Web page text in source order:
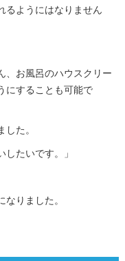
るようにはなりません
、お風呂のハウスクリー
にすることも可能で
た。
したいです。」
りました。